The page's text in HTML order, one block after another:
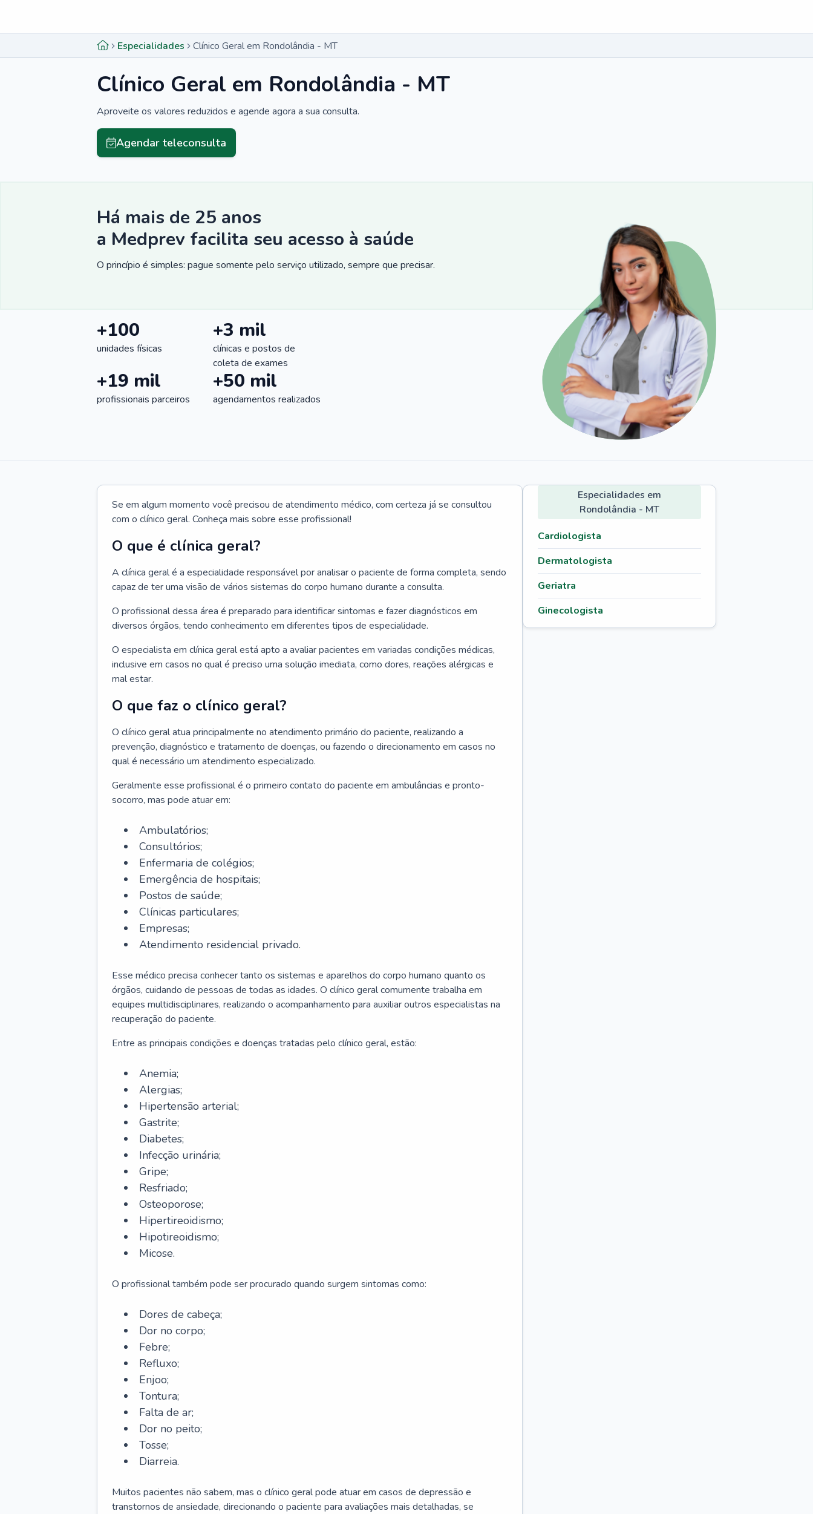
Especialidades Clínico Geral em Rondolândia - MT
Clínico Geral em Rondolândia - MT
Aproveite os valores reduzidos e agende agora a sua consulta.
Agendar teleconsulta
Há mais de 25 anos
a Medprev facilita seu acesso à saúde
O princípio é simples: pague somente pelo serviço utilizado, sempre que precisar.
+100
unidades físicas
+3 mil
clínicas e postos de
coleta de exames
+19 mil
profissionais parceiros
+50 mil
agendamentos realizados
Se em algum momento você precisou de atendimento médico, com certeza já se consultou
com o clínico geral. Conheça mais sobre esse profissional!
O que é clínica geral?
A clínica geral é a especialidade responsável por analisar o paciente de forma completa, sendo
capaz de ter uma visão de vários sistemas do corpo humano durante a consulta.
O profissional dessa área é preparado para identificar sintomas e fazer diagnósticos em
diversos órgãos, tendo conhecimento em diferentes tipos de especialidade.
O especialista em clínica geral está apto a avaliar pacientes em variadas condições médicas,
inclusive em casos no qual é preciso uma solução imediata, como dores, reações alérgicas e
mal estar.
O que faz o clínico geral?
O clínico geral atua principalmente no atendimento primário do paciente, realizando a
prevenção, diagnóstico e tratamento de doenças, ou fazendo o direcionamento em casos no
qual é necessário um atendimento especializado.
Geralmente esse profissional é o primeiro contato do paciente em ambulâncias e pronto-
socorro, mas pode atuar em:
Ambulatórios;
Consultórios;
Enfermaria de colégios;
Emergência de hospitais;
Postos de saúde;
Clínicas particulares;
Empresas;
Atendimento residencial privado.
Esse médico precisa conhecer tanto os sistemas e aparelhos do corpo humano quanto os
órgãos, cuidando de pessoas de todas as idades. O clínico geral comumente trabalha em
equipes multidisciplinares, realizando o acompanhamento para auxiliar outros especialistas na
recuperação do paciente.
Entre as principais condições e doenças tratadas pelo clínico geral, estão:
Anemia;
Alergias;
Hipertensão arterial;
Gastrite;
Diabetes;
Infecção urinária;
Gripe;
Resfriado;
Osteoporose;
Hipertireoidismo;
Hipotireoidismo;
Micose.
O profissional também pode ser procurado quando surgem sintomas como:
Dores de cabeça;
Dor no corpo;
Febre;
Refluxo;
Enjoo;
Tontura;
Falta de ar;
Dor no peito;
Tosse;
Diarreia.
Muitos pacientes não sabem, mas o clínico geral pode atuar em casos de depressão e
transtornos de ansiedade, direcionando o paciente para avaliações mais detalhadas, se
Especialidades em
Rondolândia - MT
Cardiologista
Dermatologista
Geriatra
Ginecologista